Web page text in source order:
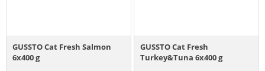
GUSSTO Cat Fresh Salmon
6x400 g
GUSSTO Cat Fresh
Turkey&Tuna 6x400 g